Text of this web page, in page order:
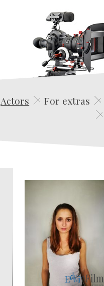
Actors For extras